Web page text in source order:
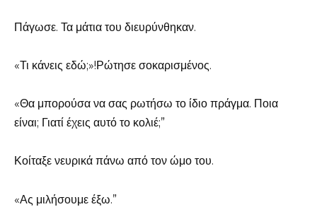
Πάγωσε. Τα μάτια του διευρύνθηκαν.
«Τι κάνεις εδώ;»!Ρώτησε σοκαρισμένος.
«Θα μπορούσα να σας ρωτήσω το ίδιο πράγμα. Ποια
είναι; Γιατί έχεις αυτό το κολιέ;”
Κοίταξε νευρικά πάνω από τον ώμο του.
«Ας μιλήσουμε έξω.”